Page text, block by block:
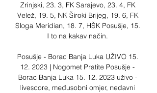
Zrinjski, 23. 3, FK Sarajevo, 23. 4, FK
Velež, 19. 5, NK Široki Brijeg, 19. 6, FK
Sloga Meridian, 18. 7, HŠK Posušje, 15.
I to na kakav način.
Posušje - Borac Banja Luka UŽIVO 15.
12. 2023 | Nogomet Pratite Posušje -
Borac Banja Luka 15. 12. 2023 uživo -
livescore, međusobni omjer, nedavni